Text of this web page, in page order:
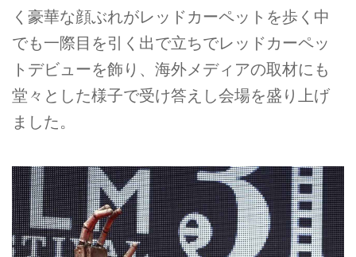
く豪華な顔ぶれがレッドカーペットを歩く中
でも一際目を引く出で立ちでレッドカーペッ
トデビューを飾り、海外メディアの取材にも
堂々とした様子で受け答えし会場を盛り上げ
ました。